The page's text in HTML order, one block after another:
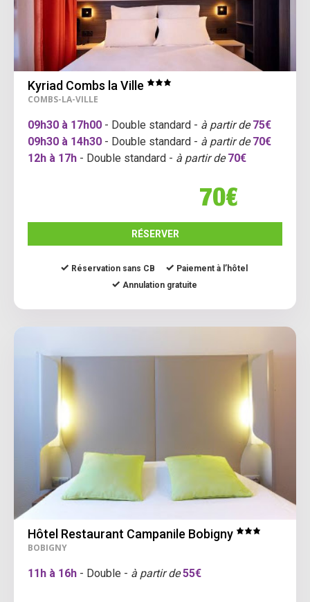
Kyriad Combs la Ville
COMBS-LA-VILLE
09h30 à 17h00 - Double standard - à partir de 75€
09h30 à 14h30 - Double standard - à partir de 70€
12h à 17h - Double standard - à partir de 70€
70€
RÉSERVER
Réservation sans CB
Paiement à l’hôtel
Annulation gratuite
Hôtel Restaurant Campanile Bobigny
BOBIGNY
11h à 16h - Double - à partir de 55€